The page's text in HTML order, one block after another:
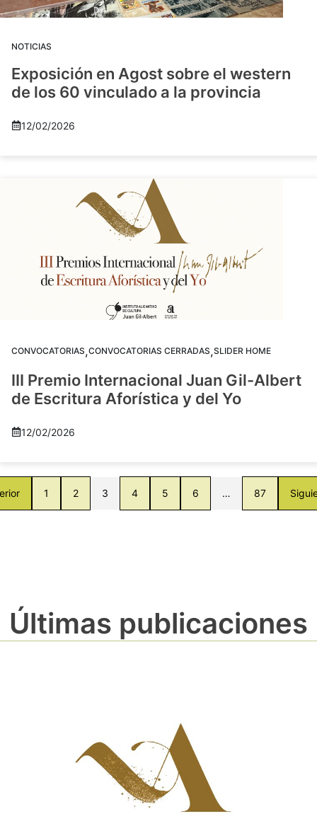
NOTICIAS
Exposición en Agost sobre el western
de los 60 vinculado a la provincia
12/02/2026
CONVOCATORIAS,CONVOCATORIAS CERRADAS,SLIDER HOME
III Premio Internacional Juan Gil-Albert
de Escritura Aforística y del Yo
12/02/2026
1 2 3 4 5 6 … 87
Últimas publicaciones